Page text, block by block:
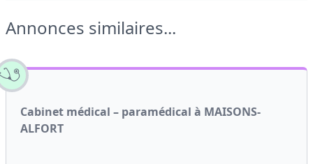
Annonces similaires...
Cabinet médical – paramédical à MAISONS-
ALFORT